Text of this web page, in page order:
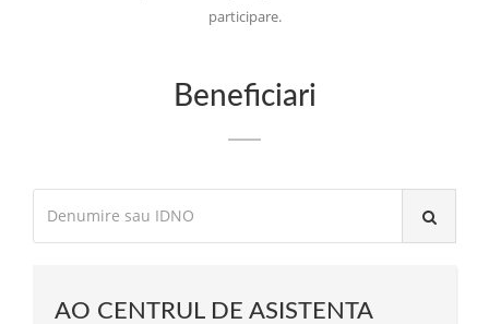
participare.
Beneficiari
AO CENTRUL DE ASISTENTA